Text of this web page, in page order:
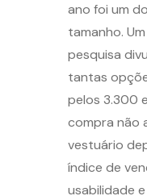
ano foi um
tamanho.
pesquisa
tantas
pelos 3.300
compra não
vestuário
índice de
usabilidade